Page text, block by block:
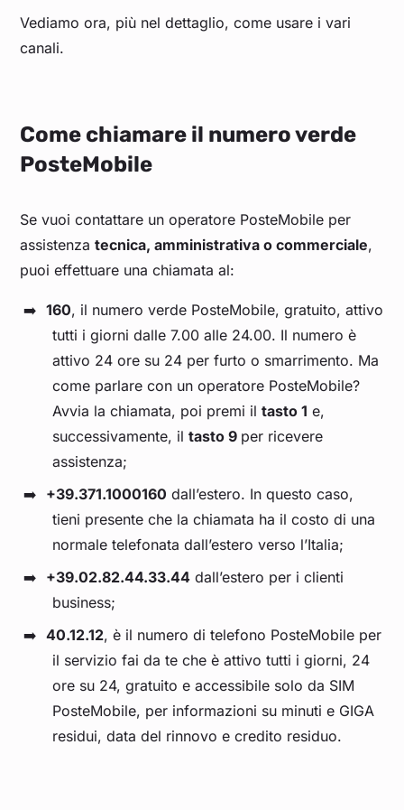
Vediamo ora, più nel dettaglio, come usare i vari
canali.
Come chiamare il numero verde
PosteMobile
Se vuoi contattare un operatore PosteMobile per
assistenzatecnica, amministrativa o commerciale,
puoi effettuare una chiamata al:
160, il numero verde PosteMobile, gratuito, attivo
tutti i giorni dalle 7.00 alle 24.00. Il numero è
attivo 24 ore su 24 per furto o smarrimento. Ma
come parlare con un operatore PosteMobile?
Avvia la chiamata, poi premi iltasto 1 e,
successivamente, iltasto 9 per ricevere
assistenza;
+39.371.1000160 dall’estero. In questo caso,
tieni presente che la chiamata ha il costo di una
normale telefonata dall’estero verso l’Italia;
+39.02.82.44.33.44 dall’estero per i clienti
business;
40.12.12, è il numero di telefono PosteMobile per
il servizio fai da te che è attivo tutti i giorni, 24
ore su 24, gratuito e accessibile solo da SIM
PosteMobile, per informazioni su minuti e GIGA
residui, data del rinnovo e credito residuo.